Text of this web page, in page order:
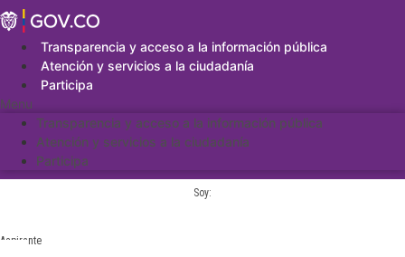
Saltar
al
contenidoTransparencia y acceso a la información pública
Atención y servicios a la ciudadanía
Participa
Menu
Transparencia y acceso a la información pública
Atención y servicios a la ciudadanía
Participa
Soy:
Aspirante